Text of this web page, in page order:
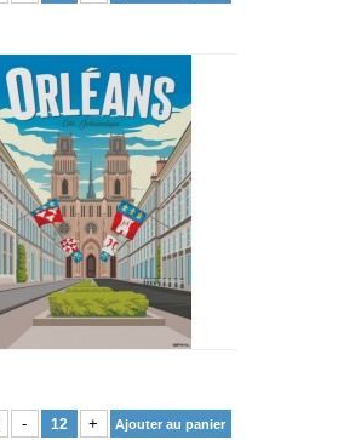
- + Ajouter au panier